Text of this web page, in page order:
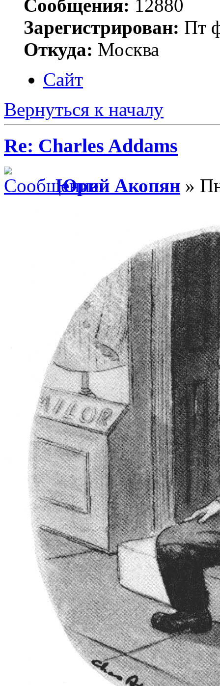
Сообщения: 12880
Зарегистрирован: Пт
Откуда: Москва
Сайт
Вернуться к началу
Re: Charles Addams
Юрий Акопян »